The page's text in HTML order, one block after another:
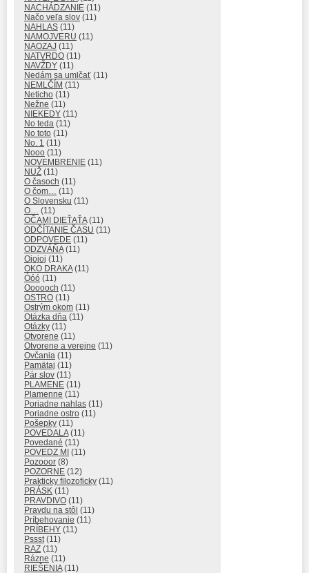
NACHÁDZANIE (11)
Načo veľa slov (11)
NAHLAS (11)
NAMOJVERU (11)
NAOZAJ (11)
NATVRDO (11)
NAVŽDY (11)
Nedám sa umlčať (11)
NEMLČÍM (11)
Neticho (11)
Nežne (11)
NIEKEDY (11)
No teda (11)
No toto (11)
No. 1 (11)
Nooo (11)
NOVEMBRENIE (11)
NUŽ (11)
O časoch (11)
O čom… (11)
O Slovensku (11)
O… (11)
OČAMI DIEŤAŤA(11)
ODČÍTANIE ČASU (11)
ODPOVEDE (11)
ODZVÁŇA(11)
Ojojoj (11)
OKO DRAKA(11)
Óóó (11)
Oooooch (11)
OSTRO (11)
Ostrým okom (11)
Otázka dňa (11)
Otázky (11)
Otvorene (11)
Otvorene a verejne (11)
Ovčania (11)
Pamätaj (11)
Pár slov (11)
PLAMENE (11)
Plamenne (11)
Poriadne nahlas (11)
Poriadne ostro (11)
Pošepky (11)
POVEDALA(11)
Povedané (11)
POVEDZ MI (11)
Pozooor (8)
POZORNE (12)
Prakticky filozoficky (11)
PRÁSK (11)
PRAVDIVO (11)
Pravdu na stôl (11)
Príbehovanie (11)
PRÍBEHY (11)
Pssst(11)
RAZ (11)
Rázne (11)
RIEŠENIA(11)